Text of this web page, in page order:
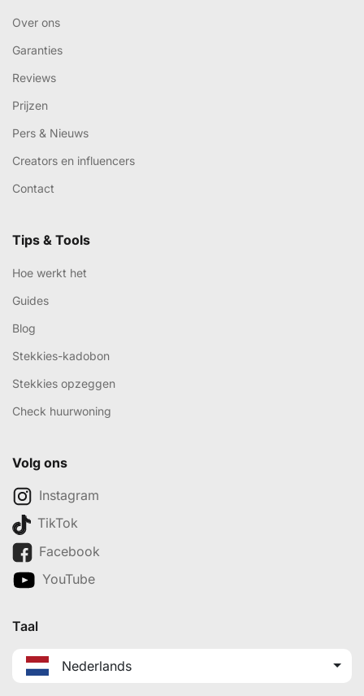
Over ons
Garanties
Reviews
Prijzen
Pers & Nieuws
Creators en influencers
Contact
Tips & Tools
Hoe werkt het
Guides
Blog
Stekkies-kadobon
Stekkies opzeggen
Check huurwoning
Volg ons
Instagram
TikTok
Facebook
YouTube
Taal
Nederlands